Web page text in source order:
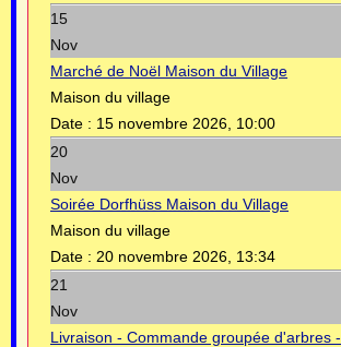
15
Nov
Marché de Noël Maison du Village
Maison du village
Date : 15 novembre 2026, 10:00
20
Nov
Soirée Dorfhüss Maison du Village
Maison du village
Date : 20 novembre 2026, 13:34
21
Nov
Livraison - Commande groupée d'arbres -